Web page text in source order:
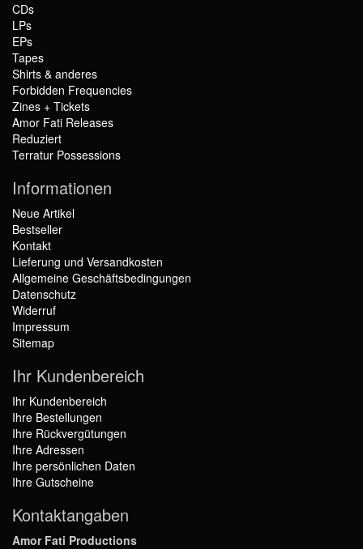
CDs
LPs
EPs
Tapes
Shirts & anderes
Forbidden Frequencies
Zines + Tickets
Amor Fati Releases
Reduziert
Terratur Possessions
Informationen
Neue Artikel
Bestseller
Kontakt
Lieferung und Versandkosten
Allgemeine Geschäftsbedingungen
Datenschutz
Widerruf
Impressum
Sitemap
Ihr Kundenbereich
Ihr Kundenbereich
Ihre Bestellungen
Ihre Rückvergütungen
Ihre Adressen
Ihre persönlichen Daten
Ihre Gutscheine
Kontaktangaben
Amor Fati Productions